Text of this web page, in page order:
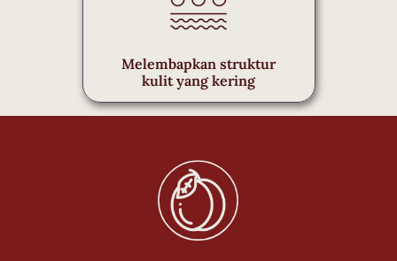
Melembapkan struktur
kulit yang kering